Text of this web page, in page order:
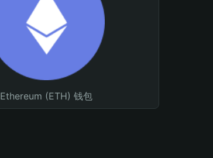
Ethereum (ETH) 钱包